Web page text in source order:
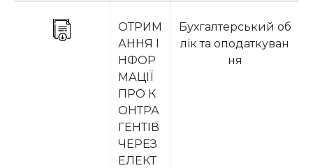
ОТРИМ
АННЯ І
НФОР
МАЦІЇ
ПРО К
ОНТРА
ГЕНТІВ
ЧЕРЕЗ
ЕЛЕКТ
Бухгалтерський об
лік та оподаткуван
ня